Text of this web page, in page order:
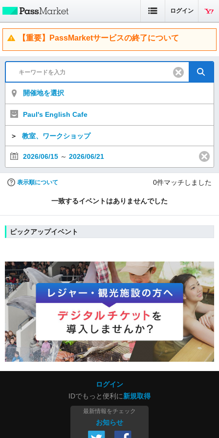
ログイン
【重要】PassMarketサービスの終了について
開催地を選択
Paul's English Cafe
＞ 教室、ワークショップ
2026/06/15 ～ 2026/06/21
表示順について 0件マッチしました
一致するイベントはありませんでした
ピックアップイベント
ログイン
IDでもっと便利に新規取得
最新情報をチェック
お知らせ